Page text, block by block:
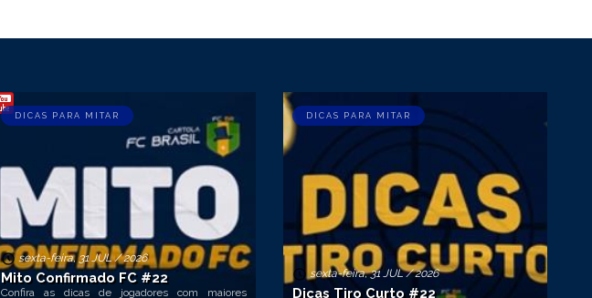
DICAS PARA MITAR
sexta-feira, 31 JUL / 2026
Mito Confirmado FC #22
Confira as dicas de jogadores com maiores
DICAS PARA MITAR
sexta-feira, 31 JUL / 2026
Dicas Tiro Curto #22